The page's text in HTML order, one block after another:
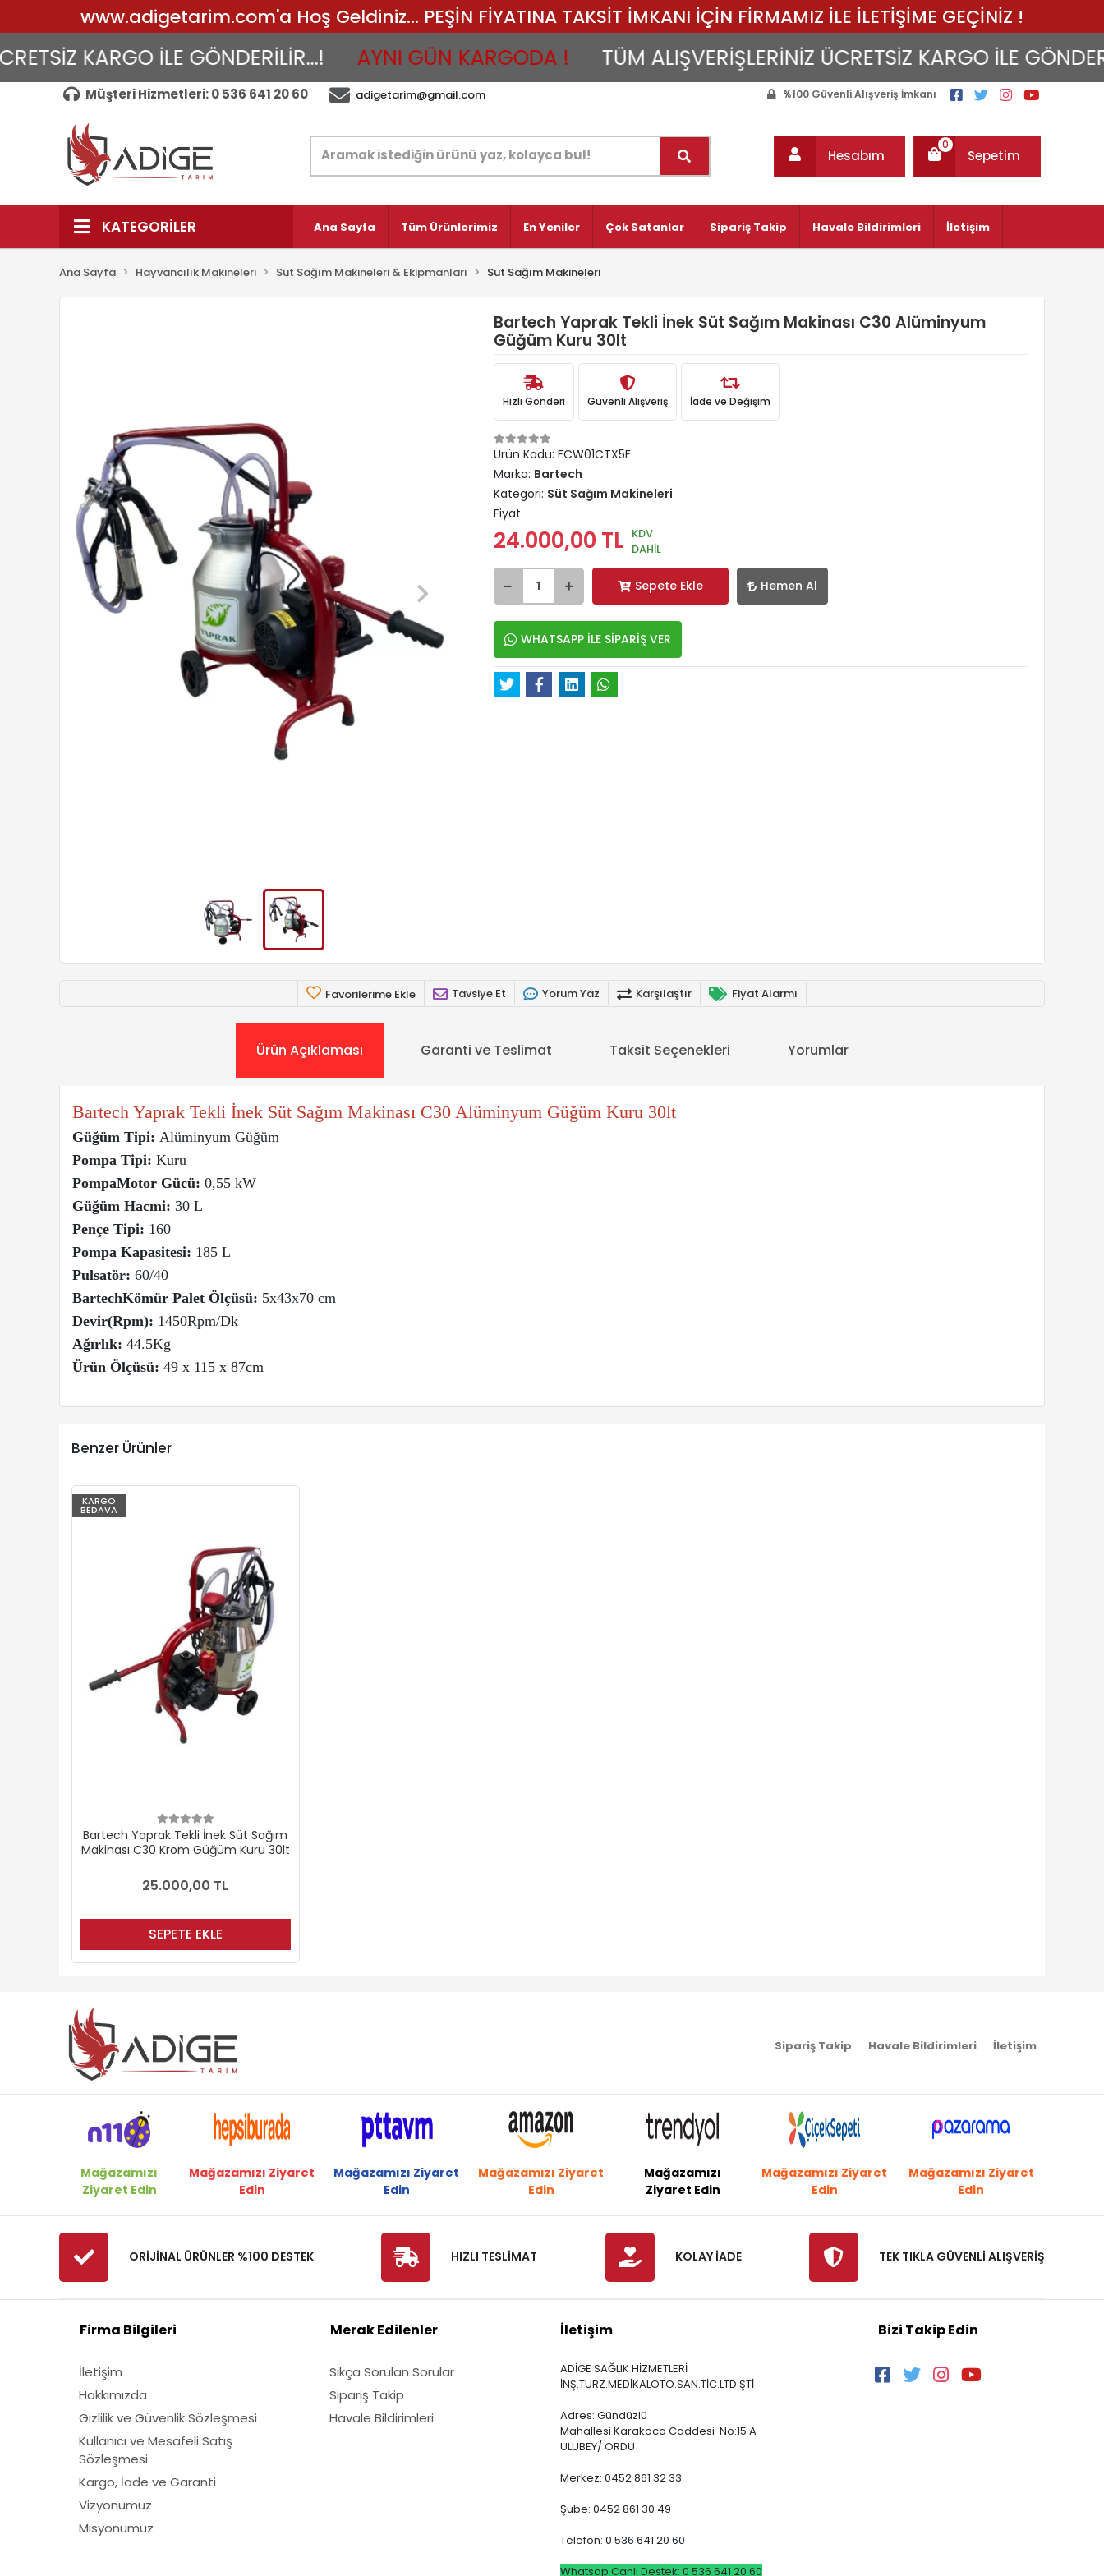
www.adigetarim.com'a Hoş Geldiniz... PEŞİN FİYATINA TAKSİT İMKANI İÇİN FİRMAMIZ İLE İLETİŞİME GEÇİNİZ !
KARGO İLE GÖNDERİLİR...! AYNI GÜN KARGODA ! TÜM ALIŞVERİŞLERİNİZ ÜCRETSİZ KARGO İLE
Müşteri Hizmetleri: 0 536 641 20 60 adigetarim@gmail.com %100 Güvenli Alışveriş İmkanı
Hesabım Sepetim
0
KATEGORİLER Ana Sayfa Tüm Ürünlerimiz En Yeniler Çok Satanlar Sipariş Takip Havale Bildirimleri İletişim
Ana Sayfa Hayvancılık Makineleri Süt Sağım Makineleri & Ekipmanları Süt Sağım Makineleri
Bartech Yaprak Tekli İnek Süt Sağım Makinası C30 Alüminyum
Güğüm Kuru 30lt
Hızlı Gönderi Güvenli Alışveriş İade ve Değişim
Ürün Kodu: FCW01CTX5F
Marka: Bartech
Kategori: Süt Sağım Makineleri
Fiyat
24.000,00 TL
KDV
DAHİL
Sepete Ekle Hemen Al
WHATSAPP İLE SİPARİŞ VER
Favorilerime Ekle Tavsiye Et Yorum Yaz Karşılaştır Fiyat Alarmı
Ürün Açıklaması Garanti ve Teslimat Taksit Seçenekleri Yorumlar
Bartech Yaprak Tekli İnek Süt Sağım Makinası C30 Alüminyum Güğüm Kuru 30lt
Güğüm Tipi: Alüminyum Güğüm
Pompa Tipi: Kuru
PompaMotor Gücü: 0,55 kW
Güğüm Hacmi: 30 L
Pençe Tipi: 160
Pompa Kapasitesi: 185 L
Pulsatör: 60/40
BartechKömür Palet Ölçüsü: 5x43x70 cm
Devir(Rpm): 1450Rpm/Dk
Ağırlık: 44.5Kg
Ürün Ölçüsü: 49 x 115 x 87cm
Benzer Ürünler
KARGO
BEDAVA
Bartech Yaprak Tekli İnek Süt Sağım
Makinası C30 Krom Güğüm Kuru 30lt
25.000,00 TL
SEPETE EKLE
Sipariş Takip Havale Bildirimleri İletişim
Mağazamızı
Ziyaret Edin
Mağazamızı Ziyaret
Edin
Mağazamızı Ziyaret
Edin
Mağazamızı Ziyaret
Edin
Mağazamızı
Ziyaret Edin
Mağazamızı Ziyaret
Edin
Mağazamızı Ziyaret
Edin
ORİJİNAL ÜRÜNLER %100 DESTEK HIZLI TESLİMAT KOLAY İADE TEK TIKLA GÜVENLİ ALIŞVERİŞ
Firma Bilgileri
İletişim
Hakkımızda
Gizlilik ve Güvenlik Sözleşmesi
Kullanıcı ve Mesafeli Satış
Sözleşmesi
Kargo, İade ve Garanti
Vizyonumuz
Misyonumuz
Merak Edilenler
Sıkça Sorulan Sorular
Sipariş Takip
Havale Bildirimleri
İletişim
ADİGE SAĞLIK HİZMETLERİ
İNŞ.TURZ.MEDİKALOTO.SAN.TİC.LTD.ŞTİ
Adres: Gündüzlü
Mahallesi Karakoca Caddesi No:15 A
ULUBEY/ ORDU
Merkez: 0452 861 32 33
Şube: 0452 861 30 49
Telefon: 0 536 641 20 60
Whatsap Canlı Destek: 0 536 641 20 60
Bizi Takip Edin